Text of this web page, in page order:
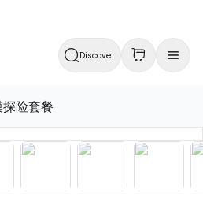
Discover
险套餐